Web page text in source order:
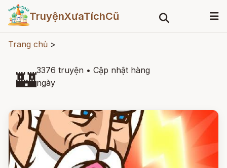
TruyệnXưaTíchCũ
Trang chủ >
🏰3376 truyện • Cập nhật hàng
ngày